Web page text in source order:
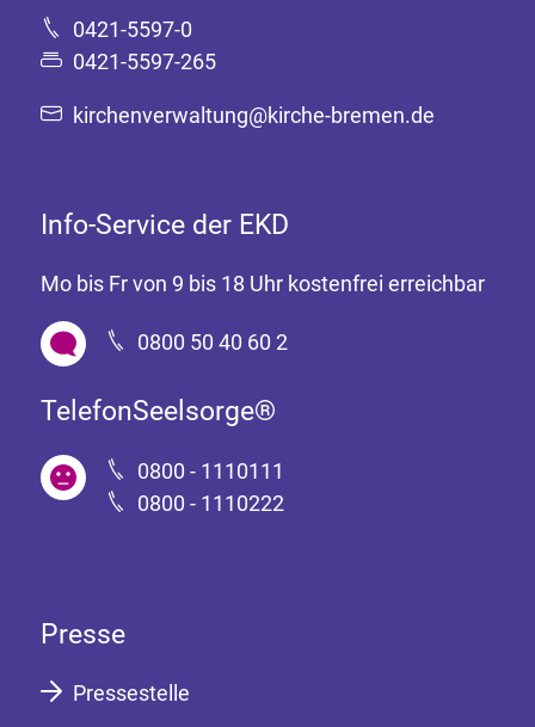
0421-5597-0
0421-5597-265
kirchenverwaltung@kirche-bremen.de
Info-Service der EKD
Mo bis Fr von 9 bis 18 Uhr kostenfrei erreichbar
0800 50 40 60 2
TelefonSeelsorge®
0800 - 1110111
0800 - 1110222
Presse
Pressestelle